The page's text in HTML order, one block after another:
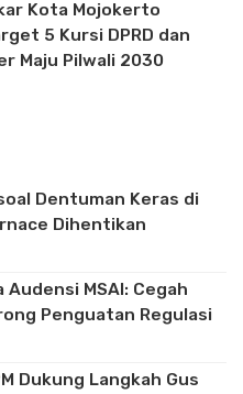
Kota Mojokerto
5 Kursi DPRD dan
Maju Pilwali 2030
Dentuman Keras di
Dihentikan
Audensi MSAI: Cegah
Penguatan Regulasi
Dukung Langkah Gus